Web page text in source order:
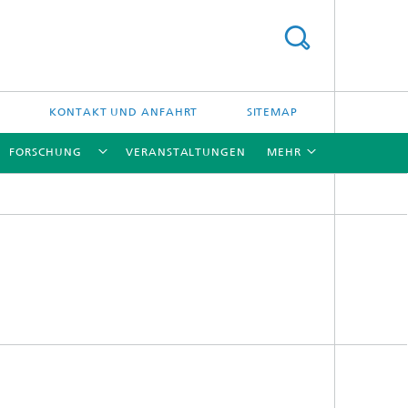
KONTAKT UND ANFAHRT SITEMAP
FORSCHUNG VERANSTALTUNGEN MEHR